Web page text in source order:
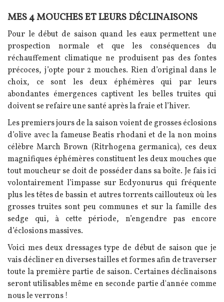
Texte
MES 4 MOUCHES ET LEURS DÉCLINAISONS
Pour le début de saison quand les eaux permettent une
prospection normale et que les conséquences du
réchauffement climatique ne produisent pas des fontes
précoces, j’opte pour 2 mouches. Rien d’original dans le
choix, ce sont les deux éphémères qui par leurs
abondantes émergences captivent les belles truites qui
doivent se refaire une santé après la fraie et l’hiver.
Les premiers jours de la saison voient de grosses éclosions
d’olive avec la fameuse Beatis rhodani et de la non moins
célèbre March Brown (Ritrhogena germanica), ces deux
magnifiques éphémères constituent les deux mouches que
tout moucheur se doit de posséder dans sa boîte. Je fais ici
volontairement l’impasse sur Ecdyonurus qui fréquente
plus les têtes de bassin et autres torrents caillouteux où les
grosses truites sont peu communes et sur la famille des
sedge qui, à cette période, n’engendre pas encore
d’éclosions massives.
Voici mes deux dressages type de début de saison que je
vais décliner en diverses tailles et formes afin de traverser
toute la première partie de saison. Certaines déclinaisons
seront utilisables même en seconde partie d'année comme
nous le verrons !